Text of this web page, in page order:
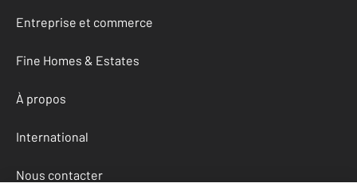
Entreprise et commerce
Fine Homes & Estates
À propos
International
Nous contacter